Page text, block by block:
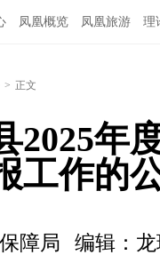
凤凰概览 凤凰旅游 理
> 正文
2025年
工作的
障局 编辑：